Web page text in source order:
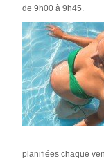
de 9h00 à 9h45.
planifiées chaque